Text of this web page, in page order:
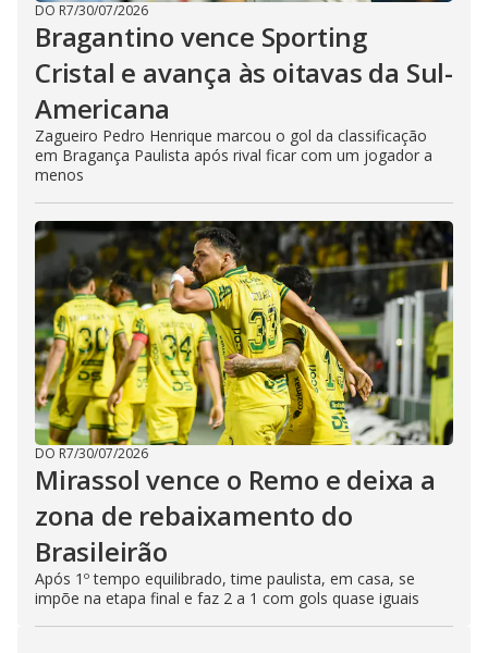
DO R7/30/07/2026
Bragantino vence Sporting
Cristal e avança às oitavas da Sul-
Americana
Zagueiro Pedro Henrique marcou o gol da classificação
em Bragança Paulista após rival ficar com um jogador a
menos
DO R7/30/07/2026
Mirassol vence o Remo e deixa a
zona de rebaixamento do
Brasileirão
Após 1º tempo equilibrado, time paulista, em casa, se
impõe na etapa final e faz 2 a 1 com gols quase iguais